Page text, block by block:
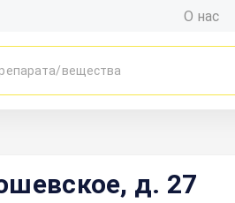
О нас
д. 27